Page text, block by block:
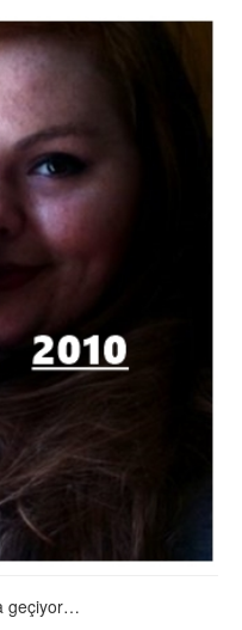
geçiyor…
Kurtaran Kurtarıcısının
Sahiplendiğine
Yavru Pitbull
Edildikten Sonra Bir Deri Bir
Kalan Köpeğin İçinizi
Değişimi
Görmek İçin Her Yıl
Km Uçan Leylek
Dokunduğu ve
Her Şeyi Satın Alan
İnsan
Can Çekişen Baykuşun
Teşekkür